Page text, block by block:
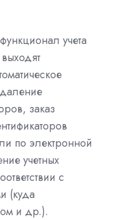
учета
заказ
по электронной
учетных
с
(куда
и др.).